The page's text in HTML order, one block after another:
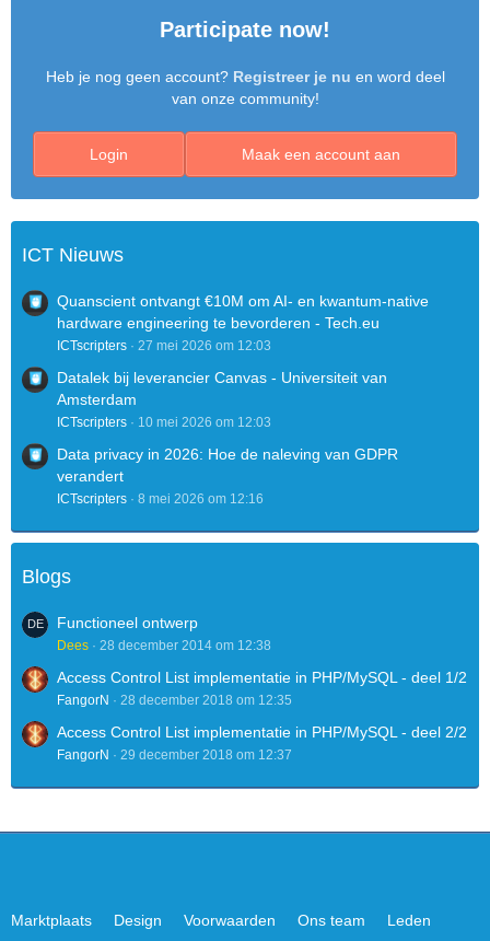
Participate now!
Heb je nog geen account? Registreer je nu en word deel
van onze community!
Maak een account aan
Login
ICT Nieuws
Quanscient ontvangt €10M om AI- en kwantum-native
hardware engineering te bevorderen - Tech.eu
ICTscripters 27 mei 2026 om 12:03
Datalek bij leverancier Canvas - Universiteit van
Amsterdam
ICTscripters 10 mei 2026 om 12:03
Data privacy in 2026: Hoe de naleving van GDPR
verandert
ICTscripters 8 mei 2026 om 12:16
Blogs
Functioneel ontwerp
Dees 28 december 2014 om 12:38
Access Control List implementatie in PHP/MySQL - deel 1/2
FangorN 28 december 2018 om 12:35
Access Control List implementatie in PHP/MySQL - deel 2/2
FangorN 29 december 2018 om 12:37
Marktplaats Design Voorwaarden Ons team Leden